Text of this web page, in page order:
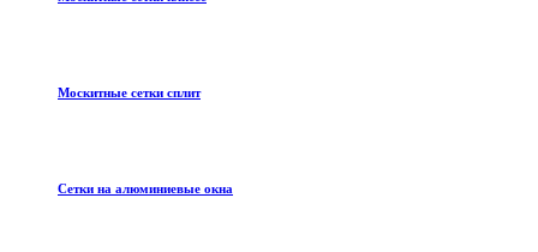
Москитные сетки сплит
Сетки на алюминиевые окна